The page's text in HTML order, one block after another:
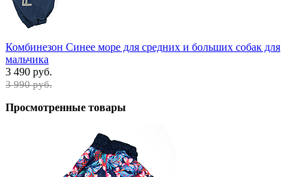
Комбинезон Синее море для средних и больших собак для
мальчика
3 490 руб.
3 990 руб.
Просмотренные товары